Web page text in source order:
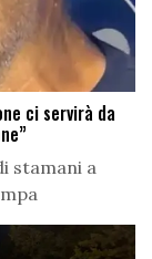
ci servirà da
stamani a